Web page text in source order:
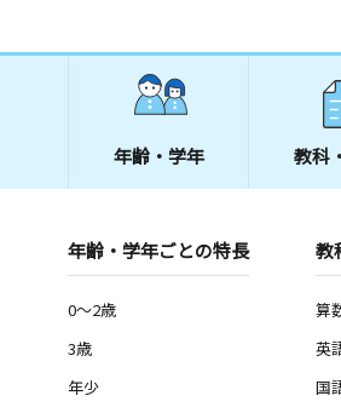
年齢・学年 教科
年齢・学年ごとの特長
0～2歳
3歳
年少
教
算
英
国